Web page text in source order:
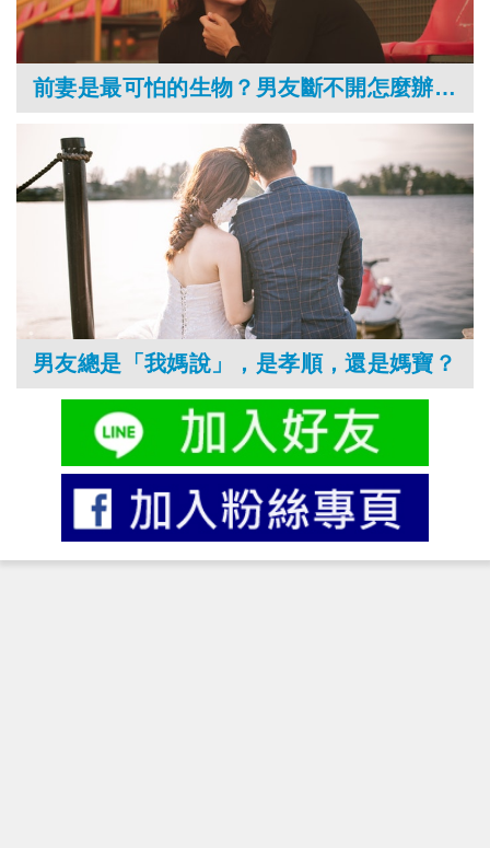
前妻是最可怕的生物？男友斷不開怎麼辦？專家揭露攻防心戰完勝大解析！
男友總是「我媽說」，是孝順，還是媽寶？